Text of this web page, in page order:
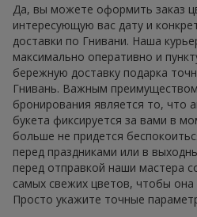
Да, вы можете оформить заказ
интересующую вас дату и
доставки по Гнивани. Наша
максимально оперативно и
бережную доставку подарка
Гнивань. Важным
бронирования является то, что
букета фиксируется за вами в
больше не придется
перед праздниками или в
перед отправкой наши мастера
самых свежих цветов, чтобы она
Просто укажите точные